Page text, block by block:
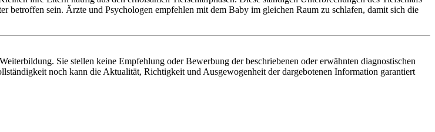
betroffen sein. Ärzte und Psychologen empfehlen mit dem Baby im gleichen Raum zu schlafen, damit sich die
Sie stellen keine Empfehlung oder Bewerbung der beschriebenen oder erwähnten diagnostischen
noch kann die Aktualität, Richtigkeit und Ausgewogenheit der dargebotenen Information garantiert